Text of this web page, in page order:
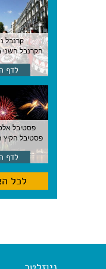
קרנבל
הקרנבל השני בגודלו בעולם, עם
לדף
פסטיבל
פסטיבל הקיץ הגדול ביותר
לדף
לכל